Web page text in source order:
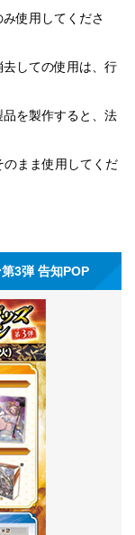
使用してくださ
しての使用は、行
を製作すると、法
のまま使用してくだ
3弾 告知POP